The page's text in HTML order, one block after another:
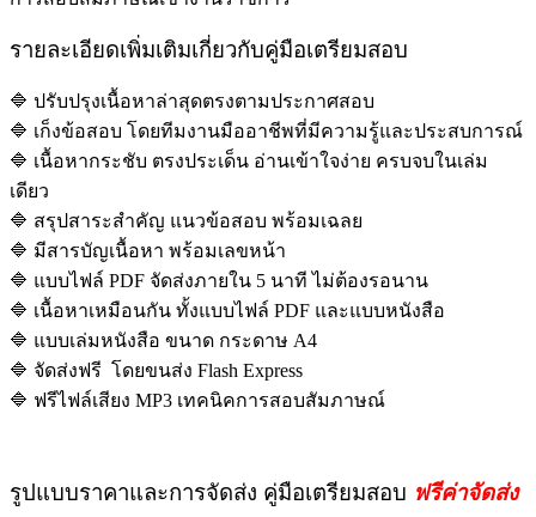
รายละเอียดเพิ่มเติมเกี่ยวกับคู่มือเตรียมสอบ
🔷 ปรับปรุงเนื้อหาล่าสุดตรงตามประกาศสอบ
🔷 เก็งข้อสอบ โดยทีมงานมืออาชีพที่มีความรู้และประสบการณ์
🔷 เนื้อหากระชับ ตรงประเด็น อ่านเข้าใจง่าย ครบจบในเล่ม
เดียว
🔷 สรุปสาระสำคัญ แนวข้อสอบ พร้อมเฉลย
🔷 มีสารบัญเนื้อหา พร้อมเลขหน้า
🔷 แบบไฟล์ PDF จัดส่งภายใน 5 นาที ไม่ต้องรอนาน
🔷 เนื้อหาเหมือนกัน ทั้งแบบไฟล์ PDF และแบบหนังสือ
🔷 แบบเล่มหนังสือ ขนาด กระดาษ A4
🔷 จัดส่งฟรี โดยขนส่ง Flash Express
🔷 ฟรีไฟล์เสียง MP3 เทคนิคการสอบสัมภาษณ์
รูปแบบราคาและการจัดส่ง คู่มือเตรียมสอบ ฟรีค่าจัดส่ง